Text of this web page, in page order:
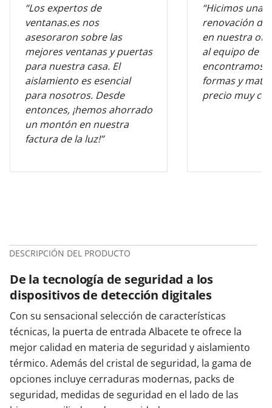
“Los expertos de
ventanas.es nos
asesoraron sobre las
mejores ventanas y puertas
para nuestra casa. El
aislamiento es esencial
para nosotros. Desde
entonces, ¡hemos ahorrado
un montón en nuestra
factura de la luz!”
“Hicimos una
renovación de
en nuestra
al equipo de
encontramos
formas y
precio muy
DESCRIPCIÓN DEL PRODUCTO
De la tecnología de seguridad a los
dispositivos de detección digitales
Con su sensacional selección de características
técnicas, la puerta de entrada Albacete te ofrece la
mejor calidad en materia de seguridad y aislamiento
térmico. Además del cristal de seguridad, la gama de
opciones incluye cerraduras modernas, packs de
seguridad, medidas de seguridad en el lado de las